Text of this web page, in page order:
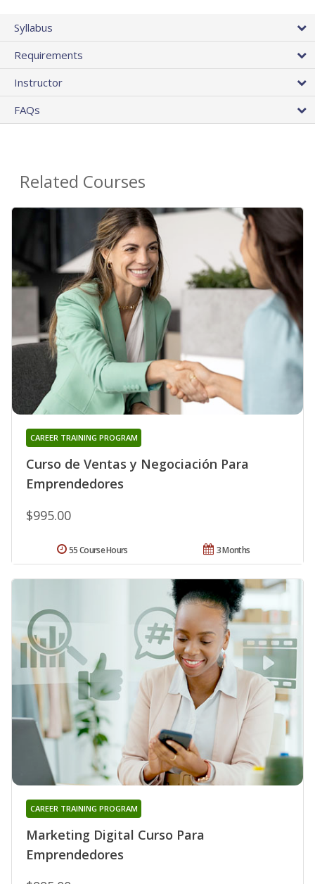
Syllabus
Requirements
Instructor
FAQs
Related Courses
Curso de Ventas y Negociación Para
Emprendedores
CAREER TRAINING PROGRAM
$995.00
3 Months
55 Course Hours
Marketing Digital Curso Para
Emprendedores
CAREER TRAINING PROGRAM